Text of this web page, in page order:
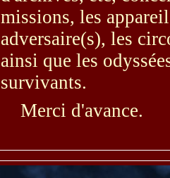
missions, les
adversaire(s), les
ainsi que les
survivants.
Merci d'avance.